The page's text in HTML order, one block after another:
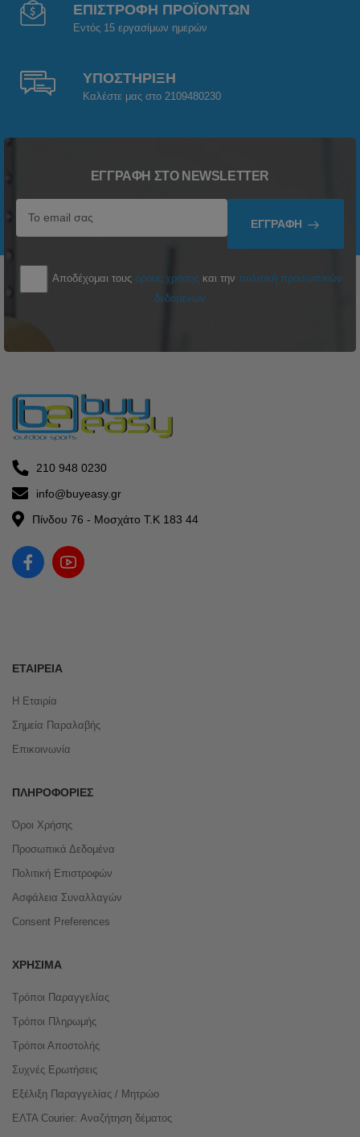
ΕΠΙΣΤΡΟΦΗ ΠΡΟΪΟΝΤΩΝ
Εντός 15 εργασίμων ημερών
ΥΠΟΣΤΗΡΙΞΗ
Καλέστε μας στο 2109480230
ΕΓΓΡΑΦΉ ΣΤΟ NEWSLETTER
ΕΓΓΡΑΦΉ
Αποδέχομαι τους όρους χρήσης και την πολιτική προσωπικών
δεδομένων
210 948 0230
info@buyeasy.gr
Πίνδου 76 - Μοσχάτο Τ.Κ 183 44
ΕΤΑΙΡΕΊΑ
Η Εταιρία
Σημεία Παραλαβής
Επικοινωνία
ΠΛΗΡΟΦΟΡΊΕΣ
Όροι Χρήσης
Προσωπικά Δεδομένα
Πολιτική Επιστροφών
Ασφάλεια Συναλλαγών
Consent Preferences
ΧΡΉΣΙΜΑ
Τρόποι Παραγγελίας
Τρόποι Πληρωμής
Τρόποι Αποστολής
Συχνές Ερωτήσεις
Εξέλιξη Παραγγελίας / Μητρώο
ΕΛΤΑ Courier: Αναζήτηση δέματος